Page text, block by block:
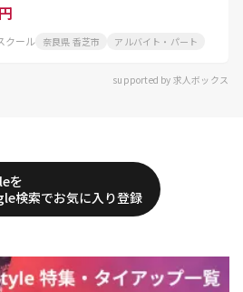
クール 奈良県 香芝市 アルバイト・パート
supported by 求人ボックス
を
検索でお気に入り登録